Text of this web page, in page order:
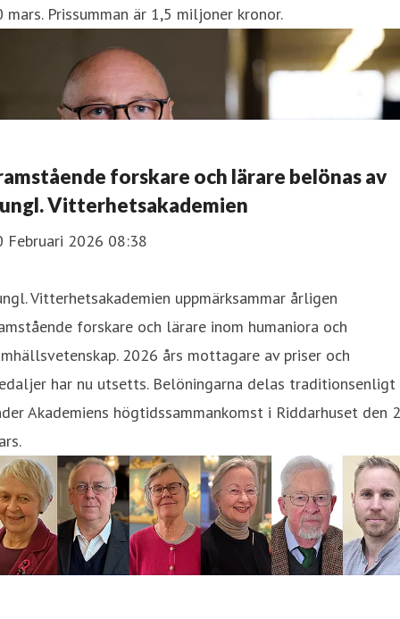
mars. Prissumman är 1,5 miljoner kronor.
forskare och lärare belönas av
Vitterhetsakademien
Februari 2026 08:38
Vitterhetsakademien uppmärksammar årligen
forskare och lärare inom humaniora och
2026 års mottagare av priser och
har nu utsetts. Belöningarna delas
Akademiens högtidssammankomst i Riddarhuset den